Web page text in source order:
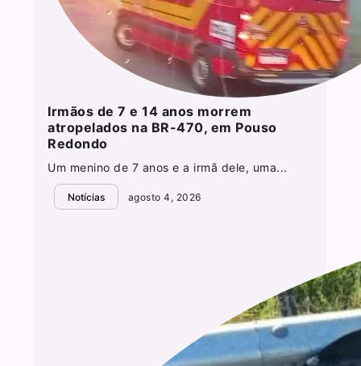
Irmãos de 7 e 14 anos morrem
atropelados na BR-470, em Pouso
Redondo
Um menino de 7 anos e a irmã dele, uma...
Notícias agosto 4, 2026